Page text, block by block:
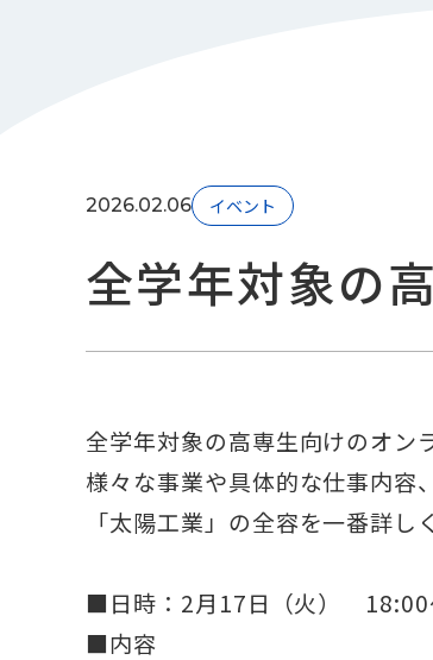
2026.02.06 イベント
全学年対象の
全学年対象の高専生向けのオン
様々な事業や具体的な仕事内容
「太陽工業」の全容を一番詳し
■日時：2月17日（火） 18:00
■内容